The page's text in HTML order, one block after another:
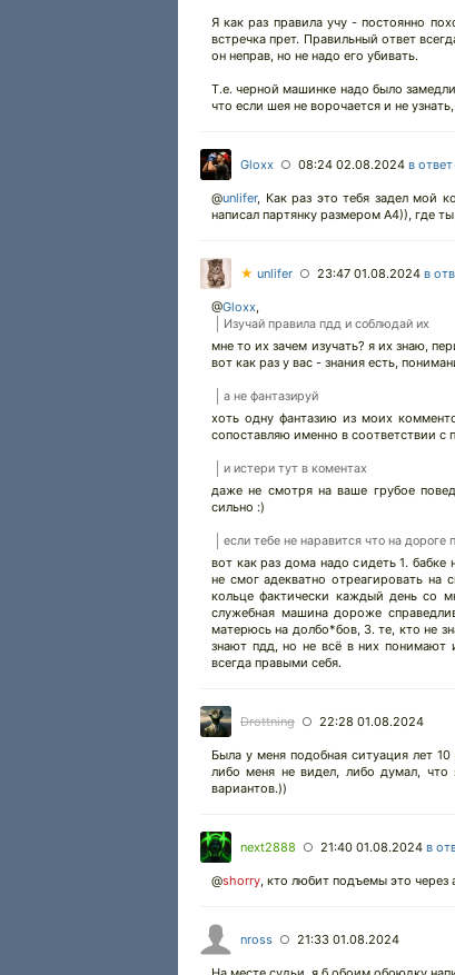
Я как раз правила учу - постоянно
встречка прет. Правильный ответ
он неправ, но не надо его убивать.
Т.е. черной машинке надо было
что если шея не ворочается и не
Gloxx ○ 08:24 02.08.2024 в
@unlifer, Как раз это тебя задел мой
написал партянку размером А4)), где
★ unlifer ○ 23:47 01.08.2024 в
@Gloxx,
Изучай правила пдд и соблюдай их
мне то их зачем изучать? я их знаю,
вот как раз у вас - знания есть,
а не фантазируй
хоть одну фантазию из моих
сопоставляю именно в соответствии с
и истери тут в коментах
даже не смотря на ваше грубое
сильно :)
если тебе не наравится что на
вот как раз дома надо сидеть 1.
не смог адекватно отреагировать
кольце фактически каждый день со
служебная машина дороже
матерюсь на долбо*бов, 3. те, кто не
знают пдд, но не всё в них понимают
всегда правыми себя.
Drottning ○ 22:28 01.08.2024
Была у меня подобная ситуация лет
либо меня не видел, либо думал,
вариантов.))
next2888 ○ 21:40 01.08.2024 в
@shorry, кто любит подъемы это через
nross ○ 21:33 01.08.2024